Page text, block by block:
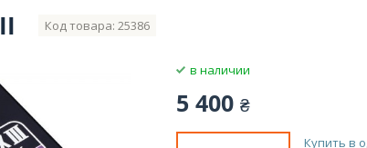
Код товара: 25386
в наличии
5 400 ₴
Купить в